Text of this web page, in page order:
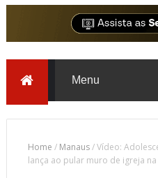
Home / Manaus/Vídeo:
lança ao pular muro de igreja